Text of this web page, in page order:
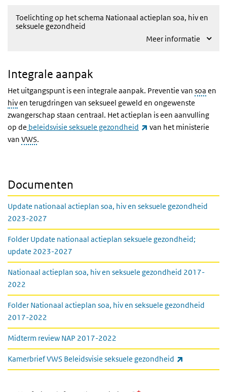
Toelichting op het schema Nationaal actieplan soa, hiv en
seksuele gezondheid
Meer informatie
Integrale aanpak
Het uitgangspunt is een integrale aanpak. Preventie van soa en
hiven terugdringen van seksueel geweld en ongewenste
zwangerschap staan centraal. Het actieplan is een aanvulling
op de beleidsvisie seksuele gezondheid (externe link)
van het ministerie
van VWS.
Documenten
Update nationaal actieplan soa, hiv en seksuele gezondheid
2023-2027
Folder Update nationaal actieplan seksuele gezondheid;
update 2023-2027
Nationaal actieplan soa, hiv en seksuele gezondheid 2017-
2022
Folder Nationaal actieplan soa, hiv en seksuele gezondheid
2017-2022
Midterm review NAP 2017-2022
Kamerbrief VWS Beleidsvisie seksuele gezondheid